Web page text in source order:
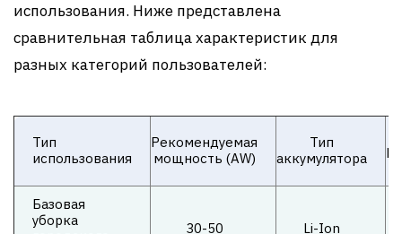
использования. Ниже представлена
сравнительная таблица характеристик для
разных категорий пользователей:
Тип
использования
Рекомендуемая
мощность (AW)
Тип
аккумулятора
Базовая
уборка
30-50 Li-Ion